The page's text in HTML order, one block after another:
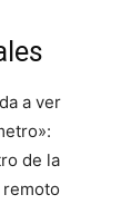
a ver
de la